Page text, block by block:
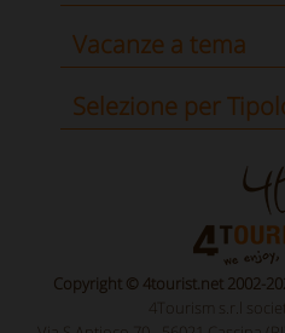
Vacanze a tema
Selezione per
Copyright © 4tourist.net 2002-
4Tourism s.r.l